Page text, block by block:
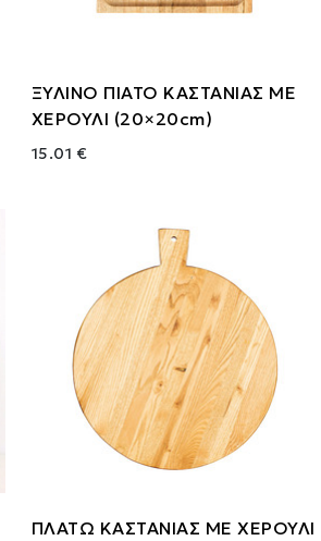
ΞΥΛΙΝΟ ΠΙΑΤΟ ΚΑΣΤΑΝΙΑΣ ΜΕ
ΧΕΡΟΥΛΙ (20×20cm)
15.01 €
ΠΛΑΤΩ ΚΑΣΤΑΝΙΑΣ ΜΕ ΧΕΡΟΥΛΙ